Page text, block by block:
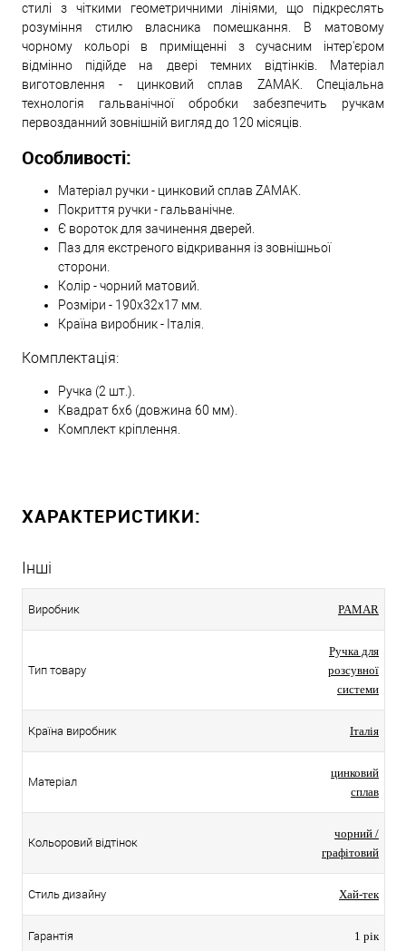
стилі з чіткими геометричними лініями, що підкреслять
розуміння стилю власника помешкання. В матовому
чорному кольорі в приміщенні з сучасним інтер'єром
відмінно підійде на двері темних відтінків. Матеріал
виготовлення - цинковий сплав ZAMAK. Спеціальна
технологія гальванічної обробки забезпечить ручкам
первозданний зовнішній вигляд до 120 місяців.
Особливості:
Матеріал ручки - цинковий сплав ZAMAK.
Покриття ручки - гальванічне.
Є вороток для зачинення дверей.
Паз для екстреного відкривання із зовнішньої
сторони.
Колір - чорний матовий.
Розміри - 190х32х17 мм.
Країна виробник - Італія.
Комплектація:
Ручка (2 шт.).
Квадрат 6х6 (довжина 60 мм).
Комплект кріплення.
ХАРАКТЕРИСТИКИ:
Інші
Виробник PAMAR
Тип товару
Ручка для
розсувної
системи
Країна виробник Італія
Матеріал
цинковий
сплав
Кольоровий відтінок
чорний /
графітовий
Стиль дизайну Хай-тек
Гарантія 1 рік